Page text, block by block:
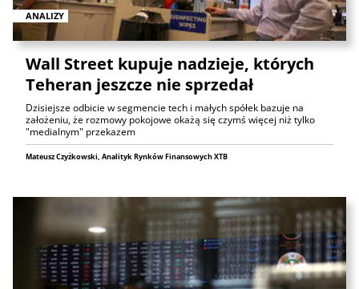
ANALIZY
Wall Street kupuje nadzieje, których
Teheran jeszcze nie sprzedał
Dzisiejsze odbicie w segmencie tech i małych spółek bazuje na
założeniu, że rozmowy pokojowe okażą się czymś więcej niż tylko
"medialnym" przekazem
Mateusz Czyżkowski, Analityk Rynków Finansowych XTB